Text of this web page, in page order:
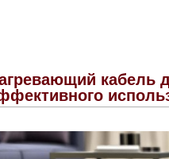
кабель